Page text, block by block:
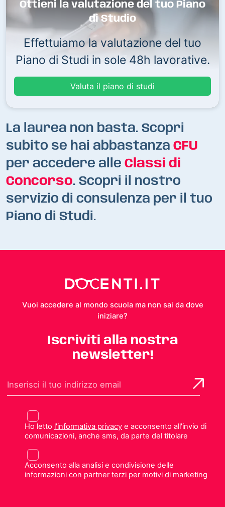
Ottieni la valutazione del tuo Piano
di Studio
Effettuiamo la valutazione del tuo
Piano di Studi in sole 48h lavorative.
Valuta il piano di studi
La laurea non basta. Scopri
subito se hai abbastanza CFU
per accedere alle Classi di
Concorso. Scopri il nostro
servizio di consulenza per il tuo
Piano di Studi.
Vuoi accedere al mondo scuola ma non sai da dove
iniziare?
Iscriviti alla nostra
newsletter!
Ho letto l'informativa privacye acconsento all'invio di
comunicazioni, anche sms, da parte del titolare
Acconsento alla analisi e condivisione delle
informazioni con partner terzi per motivi di marketing